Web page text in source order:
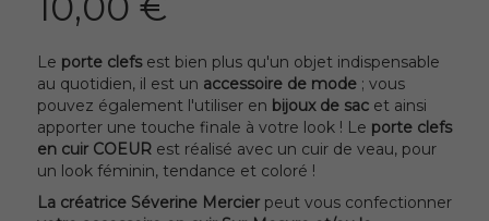
Le porte clefsest bien plus qu'un objet indispensable
au quotidien, il est un accessoire de mode ; vous
pouvez également l'utiliser en bijoux de sac et ainsi
apporter une touche finale à votre look ! Le porte clefs
en cuir COEUR est réalisé avec un cuir de veau, pour
un look féminin, tendance et coloré !
La créatrice Séverine Mercier peut vous confectionner